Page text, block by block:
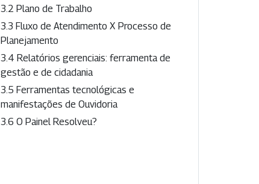
3.2 Plano de Trabalho
3.3 Fluxo de Atendimento X Processo de
Planejamento
3.4 Relatórios gerenciais: ferramenta de
gestão e de cidadania
3.5 Ferramentas tecnológicas e
manifestações de Ouvidoria
3.6 O Painel Resolveu?